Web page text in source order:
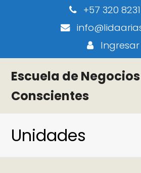
+57 320
Ingresar
Escuela de Negocios
Conscientes
Unidades